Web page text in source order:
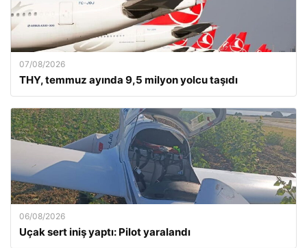
07/08/2026
THY, temmuz ayında 9,5 milyon yolcu taşıdı
06/08/2026
Uçak sert iniş yaptı: Pilot yaralandı